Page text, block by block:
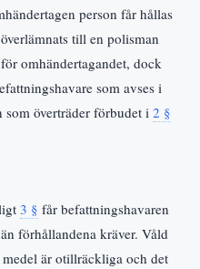
person får hållas
till en polisman
omhändertagandet, dock
som avses i
som överträder förbudet i 2 §
3 § får befattningshavaren
förhållandena kräver. Våld
är otillräckliga och det